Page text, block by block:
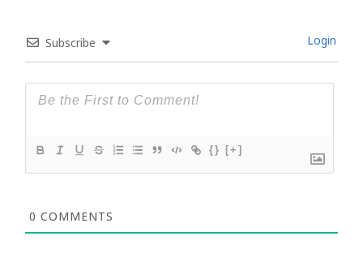
Subscribe Login
{} [+]
0 COMMENTS